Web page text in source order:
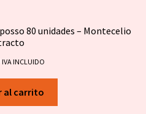
80 unidades – Montecelio
IVA INCLUIDO
al carrito